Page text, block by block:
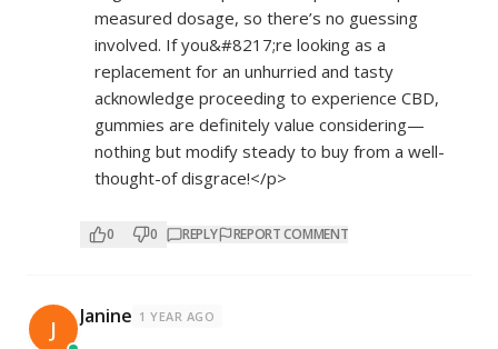
measured dosage, so there’s no guessing
involved. If you&#8217;re looking as a
replacement for an unhurried and tasty
acknowledge proceeding to experience CBD,
gummies are definitely value considering—
nothing but modify steady to buy from a well-
thought-of disgrace!</p>
0 0 REPLY REPORT COMMENT
J Janine 1 YEAR AGO